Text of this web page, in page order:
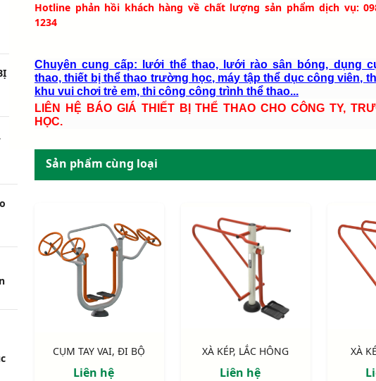
Hotline phản hồi khách hàng về chất lượng sản phẩm dịch vụ:
1234
Chuyên cung cấp: lưới thể thao, lưới rào sân bóng, dụng
thao, thiết bị thể thao trường học, máy tập thể dục công viên,
khu vui chơi trẻ em, thi công công trình thể thao...
LIÊN HỆ BÁO GIÁ THIẾT BỊ THỂ THAO CHO CÔNG TY,
HỌC.
Sản phẩm cùng loại
CỤM TAY VAI, ĐI BỘ
Liên hệ
XÀ KÉP, LẮC HÔNG
Liên hệ
XÀ